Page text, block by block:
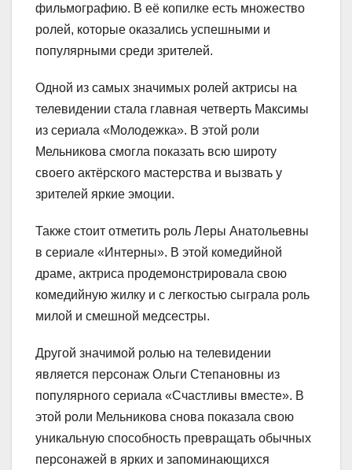
фильмографию. В её копилке есть множество
ролей, которые оказались успешными и
популярными среди зрителей.
Одной из самых значимых ролей актрисы на
телевидении стала главная четверть Максимы
из сериала «Молодежка». В этой роли
Мельникова смогла показать всю широту
своего актёрского мастерства и вызвать у
зрителей яркие эмоции.
Также стоит отметить роль Леры Анатольевны
в сериале «Интерны». В этой комедийной
драме, актриса продемонстрировала свою
комедийную жилку и с легкостью сыграла роль
милой и смешной медсестры.
Другой значимой ролью на телевидении
является персонаж Ольги Степановны из
популярного сериала «Счастливы вместе». В
этой роли Мельникова снова показала свою
уникальную способность превращать обычных
персонажей в ярких и запоминающихся